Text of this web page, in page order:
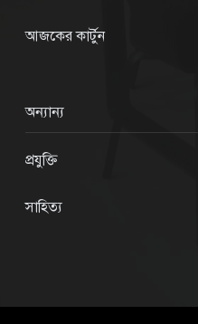
আজকের কার্টুন
অন্যান্য
প্রযুক্তি
সাহিত্য